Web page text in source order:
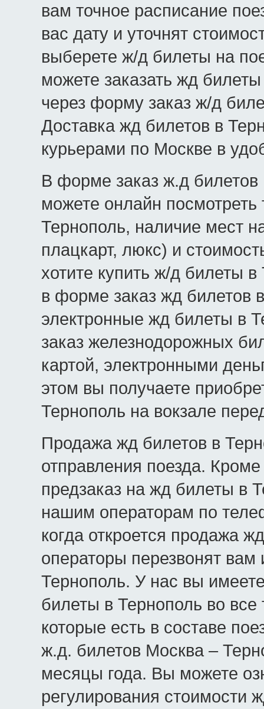
вам точное расписание
вас дату и уточнят
выберете ж/д билеты на
можете заказать жд
через форму заказ ж/д
Доставка жд билетов в
курьерами по Москве в
В форме заказ ж.д билетов
можете онлайн посмотреть
Тернополь, наличие мест
плацкарт, люкс) и
хотите купить ж/д билеты
в форме заказ жд билетов
электронные жд билеты в
заказ железнодорожных
картой, электронными
этом вы получаете
Тернополь на вокзале
Продажа жд билетов в
отправления поезда.
предзаказ на жд билеты в
нашим операторам по
когда откроется продажа
операторы перезвонят
Тернополь. У нас вы
билеты в Тернополь во все
которые есть в составе
ж.д. билетов Москва –
месяцы года. Вы можете
регулирования стоимости